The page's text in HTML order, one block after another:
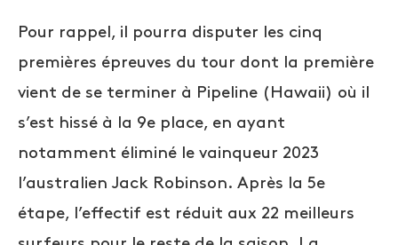
Pour rappel, il pourra disputer les cinq
premières épreuves du tour dont la première
vient de se terminer à Pipeline (Hawaii) où il
s’est hissé à la 9e place, en ayant
notamment éliminé le vainqueur 2023
l’australien Jack Robinson. Après la 5e
étape, l’effectif est réduit aux 22 meilleurs